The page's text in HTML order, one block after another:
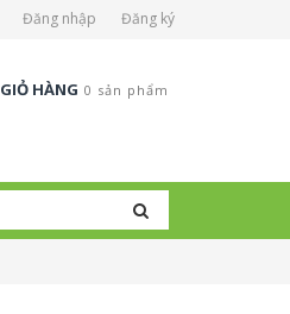
Đăng nhập Đăng ký
GIỎ HÀNG 0 sản phẩm